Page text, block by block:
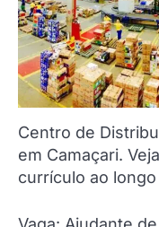
Centro de
em Camaçari.
currículo ao